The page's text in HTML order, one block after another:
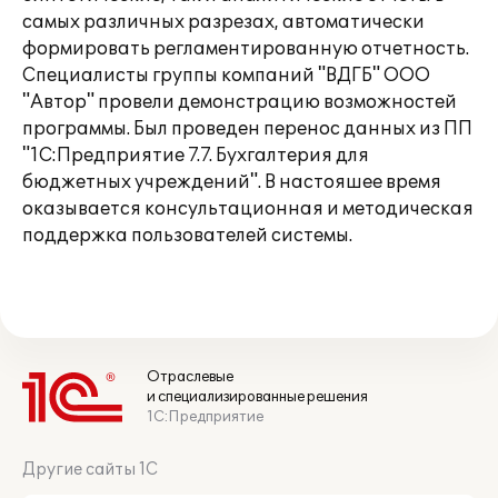
самых различных разрезах, автоматически
формировать регламентированную отчетность.
Специалисты группы компаний "ВДГБ" ООО
"Автор" провели демонстрацию возможностей
программы. Был проведен перенос данных из ПП
"1С:Предприятие 7.7. Бухгалтерия для
бюджетных учреждений". В настояшее время
оказывается консультационная и методическая
поддержка пользователей системы.
Отраслевые
и специализированные решения
1С:Предприятие
Другие сайты 1С